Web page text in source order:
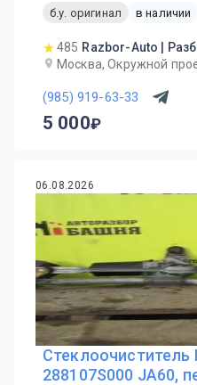
б.у. оригинал
в наличии
485 Razbor-Auto |
Москва, Окружной
(985) 919-63-33
5 000
06.08.2026
Стеклоочиститель
288107S000 JA60,